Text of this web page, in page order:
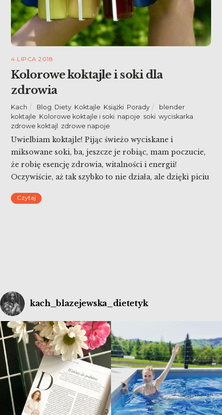
4 LIPCA 2018
Kolorowe koktajle i soki dla
zdrowia
Kach Blog Diety Koktajle Książki Porady blender
koktajle Kolorowe koktajle i soki napoje soki ,wyciskarka
zdrowe koktajl zdrowe napoje
Uwielbiam koktajle! Pijąc świeżo wyciskane i
miksowane soki, ba, jeszcze je robiąc, mam poczucie,
że robię esencję zdrowia, witalności i energii!
Oczywiście, aż tak szybko to nie działa, ale dzięki piciu
Czym różnią się między sobą soki i koktajle? Które są
Czytaj
kach_blazejewska_dietetyk